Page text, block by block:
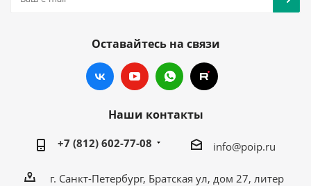
Оставайтесь на связи
Наши контакты
+7 (812) 602-77-08 info@poip.ru
г. Санкт-Петербург, Братская ул, дом 27, литер